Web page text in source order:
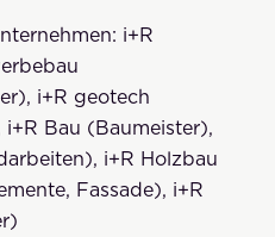
i+R
i+R geotech
Bau (Baumeister),
i+R Holzbau
Fassade), i+R